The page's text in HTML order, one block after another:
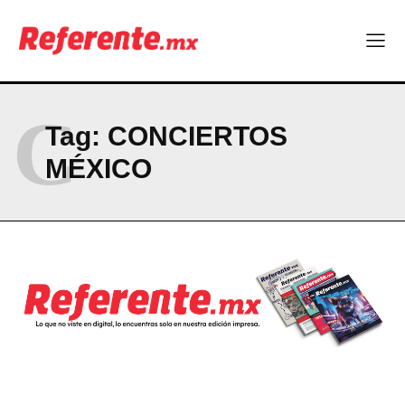
Company
PRIVACY POLICY
NEWSLETTER
Tag: CONCIERTOS
MÉXICO
C